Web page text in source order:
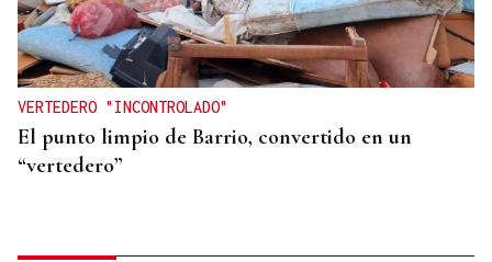
VERTEDERO "INCONTROLADO"
El punto limpio de Barrio, convertido en un
“vertedero”